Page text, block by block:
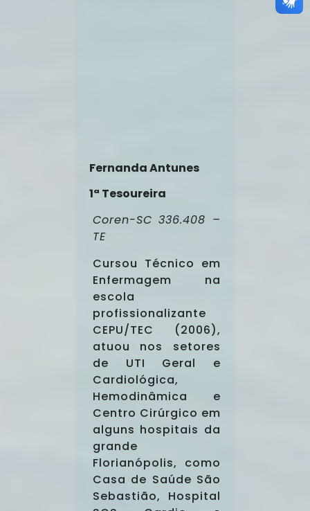
Fernanda Antunes
1ª Tesoureira
Coren-SC 336.408 –
TE
Cursou Técnico em
Enfermagem na
escola
profissionalizante
CEPU/TEC (2006),
atuou nos setores
de UTI Geral e
Cardiológica,
Hemodinâmica e
Centro Cirúrgico em
alguns hospitais da
grande
Florianópolis, como
Casa de Saúde São
Sebastião, Hospital